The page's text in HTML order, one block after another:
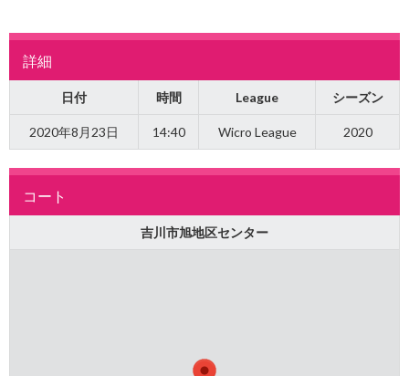
詳細
日付 時間 League シーズン
2020年8月23日 14:40 Wicro League 2020
コート
吉川市旭地区センター